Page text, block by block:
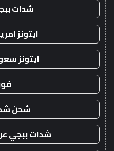
شدات
ايتونز
ايتونز
شحن
شدات ببجي